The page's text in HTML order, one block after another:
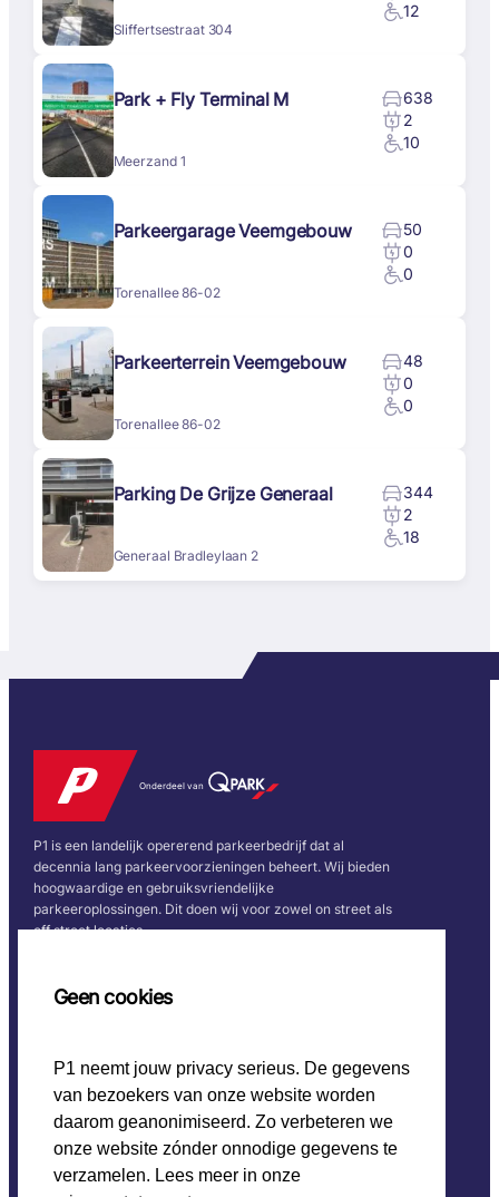
Geen cookies
P1 neemt jouw privacy serieus. De gegevens
van bezoekers van onze website worden
daarom geanonimiseerd. Zo verbeteren we
onze website zónder onnodige gegevens te
verzamelen. Lees meer in onze
Sliffertsestraat 304
12
Park + Fly Terminal M
Meerzand 1
638
2
10
Parkeergarage Veemgebouw
Torenallee 86-02
50
0
0
Parkeerterrein Veemgebouw
Torenallee 86-02
48
0
0
Parking De Grijze Generaal
Generaal Bradleylaan 2
344
2
18
Onderdeel van
P1 is een landelijk opererend parkeerbedrijf dat al
decennia lang parkeervoorzieningen beheert. Wij bieden
hoogwaardige en gebruiksvriendelijke
parkeeroplossingen. Dit doen wij voor zowel on street als
off street locaties.
Snel naar
Home
CO2 beleid
Werken bij P1
Onze keurmerken